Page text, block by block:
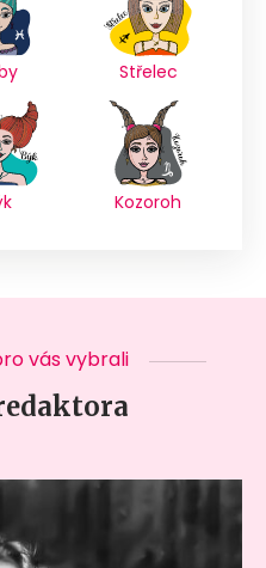
Střelec
Kozoroh
vás vybrali